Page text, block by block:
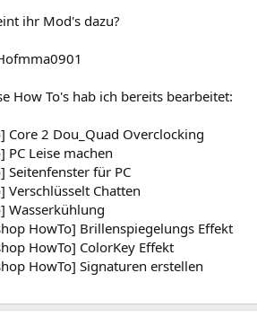
ihr Mod's dazu?
How To's hab ich bereits bearbeitet:
Core 2 Dou_Quad Overclocking
PC Leise machen
Seitenfenster für PC
Verschlüsselt Chatten
Wasserkühlung
HowTo] Brillenspiegelungs Effekt
HowTo] ColorKey Effekt
HowTo] Signaturen erstellen